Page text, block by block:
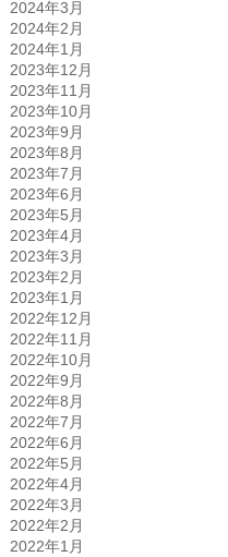
2024年3月
2024年2月
2024年1月
2023年12月
2023年11月
2023年10月
2023年9月
2023年8月
2023年7月
2023年6月
2023年5月
2023年4月
2023年3月
2023年2月
2023年1月
2022年12月
2022年11月
2022年10月
2022年9月
2022年8月
2022年7月
2022年6月
2022年5月
2022年4月
2022年3月
2022年2月
2022年1月